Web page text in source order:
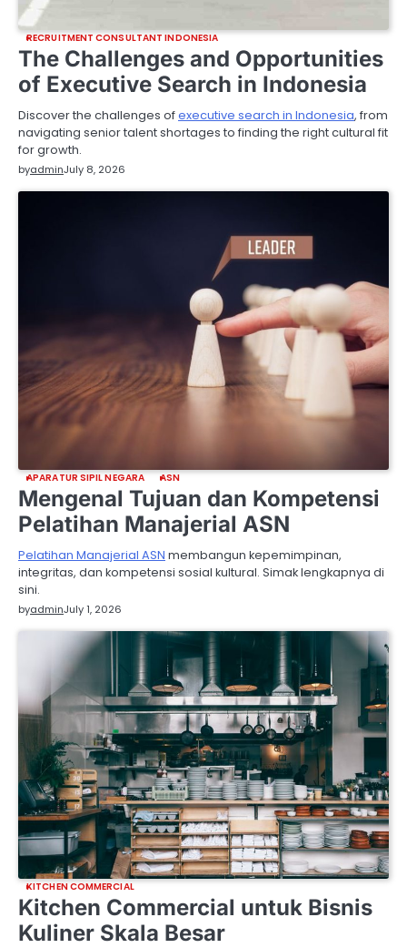
RECRUITMENT CONSULTANT INDONESIA
The Challenges and Opportunities
of Executive Search in Indonesia
Discover the challenges ofexecutive search in Indonesia, from
navigating senior talent shortages to finding the right cultural fit
for growth.
byadminJuly 8, 2026
APARATUR SIPIL NEGARA ASN
Mengenal Tujuan dan Kompetensi
Pelatihan Manajerial ASN
Pelatihan Manajerial ASN membangun kepemimpinan,
integritas, dan kompetensi sosial kultural. Simak lengkapnya di
sini.
byadminJuly 1, 2026
KITCHEN COMMERCIAL
Kitchen Commercial untuk Bisnis
Kuliner Skala Besar